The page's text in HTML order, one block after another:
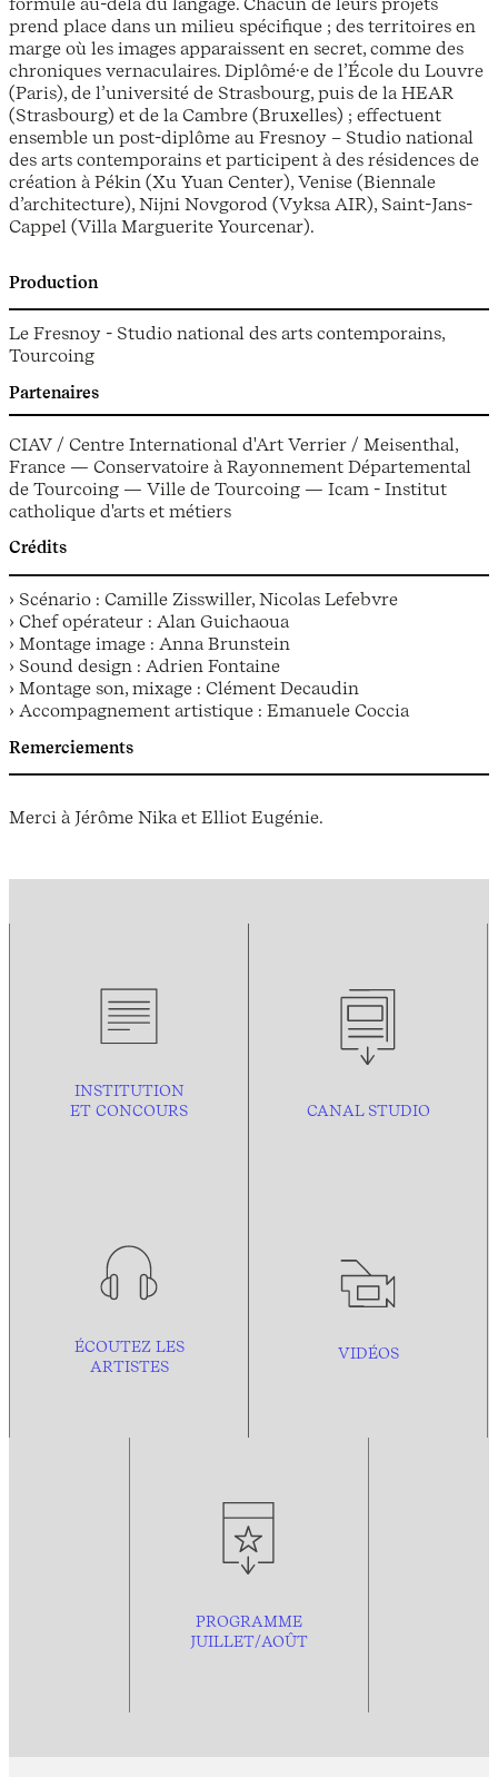
prend place dans un milieu spécifique ; des territoires en
marge où les images apparaissent en secret, comme des
chroniques vernaculaires. Diplômé·e de l’École du Louvre
(Paris), de l’université de Strasbourg, puis de la HEAR
(Strasbourg) et de la Cambre (Bruxelles) ; effectuent
ensemble un post-diplôme au Fresnoy – Studio national
des arts contemporains et participent à des résidences de
création à Pékin (Xu Yuan Center), Venise (Biennale
d’architecture), Nijni Novgorod (Vyksa AIR), Saint-Jans-
Cappel (Villa Marguerite Yourcenar).
Production
Le Fresnoy - Studio national des arts contemporains,
Tourcoing
Partenaires
CIAV / Centre International d'Art Verrier / Meisenthal,
France — Conservatoire à Rayonnement Départemental
de Tourcoing — Ville de Tourcoing — Icam - Institut
catholique d'arts et métiers
Crédits
› Scénario : Camille Zisswiller, Nicolas Lefebvre
› Chef opérateur : Alan Guichaoua
› Montage image : Anna Brunstein
› Sound design : Adrien Fontaine
› Montage son, mixage : Clément Decaudin
› Accompagnement artistique : Emanuele Coccia
Remerciements
Merci à Jérôme Nika et Elliot Eugénie.
INSTITUTION
ET CONCOURS
CANAL STUDIO
ÉCOUTEZ LES
ARTISTES
VIDÉOS
PROGRAMME
JUILLET/AOÛT